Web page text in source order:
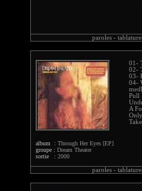
paroles -
album : Through Her Eyes [EP]
groupe : Dream Theater
sortie : 2000
01-
02-
03-
04-
Pull
A
paroles -